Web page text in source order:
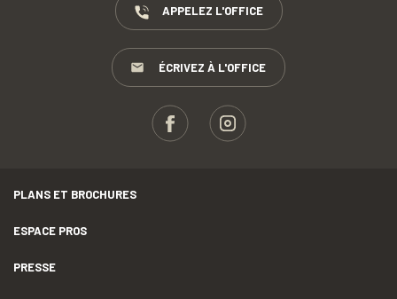
APPELEZ L'OFFICE
ÉCRIVEZ À L'OFFICE
PLANS ET BROCHURES
ESPACE PROS
PRESSE